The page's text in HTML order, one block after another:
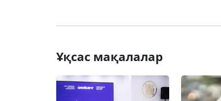
Ұқсас мақалалар